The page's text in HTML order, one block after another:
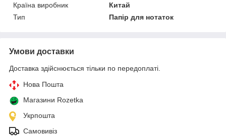
Країна виробник
Китай
Тип
Папір для нотаток
Умови доставки
Доставка здійснюється тільки по передоплаті.
Нова Пошта
Магазини Rozetka
Укрпошта
Самовивіз